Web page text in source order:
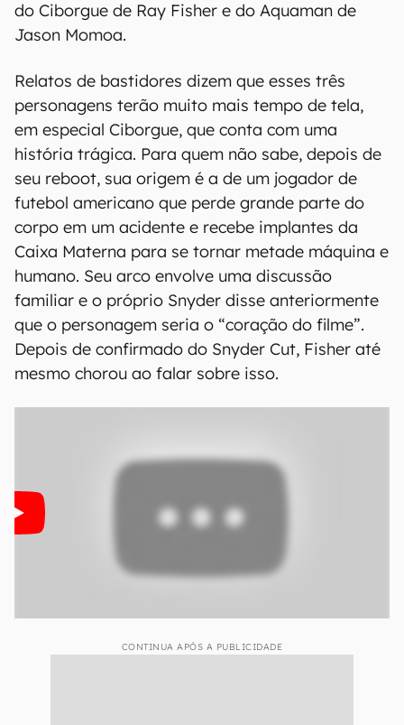
do Ciborgue de Ray Fisher e do Aquaman de
Jason Momoa.
Relatos de bastidores dizem que esses três
personagens terão muito mais tempo de tela,
em especial Ciborgue, que conta com uma
história trágica. Para quem não sabe, depois de
seu reboot, sua origem é a de um jogador de
futebol americano que perde grande parte do
corpo em um acidente e recebe implantes da
Caixa Materna para se tornar metade máquina e
humano. Seu arco envolve uma discussão
familiar e o próprio Snyder disse anteriormente
que o personagem seria o “coração do filme”.
Depois de confirmado do Snyder Cut, Fisher até
mesmo chorou ao falar sobre isso.
CONTINUA APÓS A PUBLICIDADE